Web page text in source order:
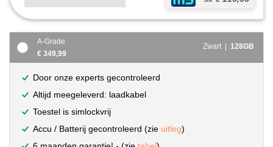
A-Grade
€ 349,99
Zwart | 128GB
Door onze experts gecontroleerd
Altijd meegeleverd: laadkabel
Toestel is simlockvrij
Accu / Batterij gecontroleerd (zie uitleg)